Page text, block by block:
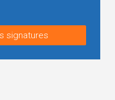
signatures